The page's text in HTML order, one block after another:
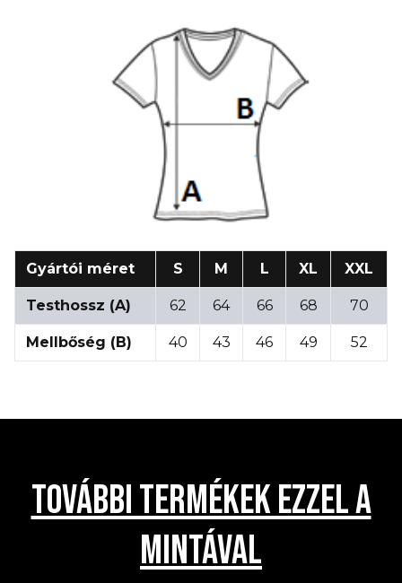
Gyártói méret S M L XL XXL
Testhossz (A) 62 64 66 68 70
Mellbőség (B) 40 43 46 49 52
TOVÁBBI TERMÉKEK EZZEL A
MINTÁVAL